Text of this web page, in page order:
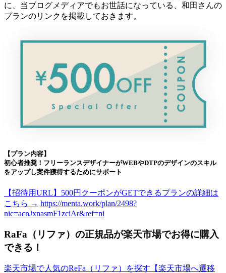
に、当ブログメディアでもお世話になっている、和田さんの
プランのリンクを掲載しておきます。
【プラン内容】
初心者推奨！フリーランスデザイナーがWEBやDTPのデザインのスキル
をアップし案件獲得するためにサポート
【招待用URL】500円クーポンがGETできるプランの詳細は
こちら → https://menta.work/plan/2498?
nic=acnJxnasmF1zciAr&ref=ni
RaFa（リファ）の正規品が楽天市場でお得に購入
できる！
楽天市場で人気のReFa（リファ）を探す【楽天市場へ遷移